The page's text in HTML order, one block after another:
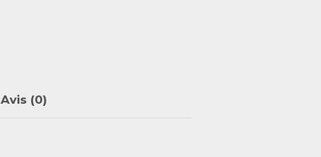
Avis (0)